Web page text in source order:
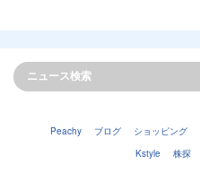
Peachy ブログ ショッピング
Kstyle
株探